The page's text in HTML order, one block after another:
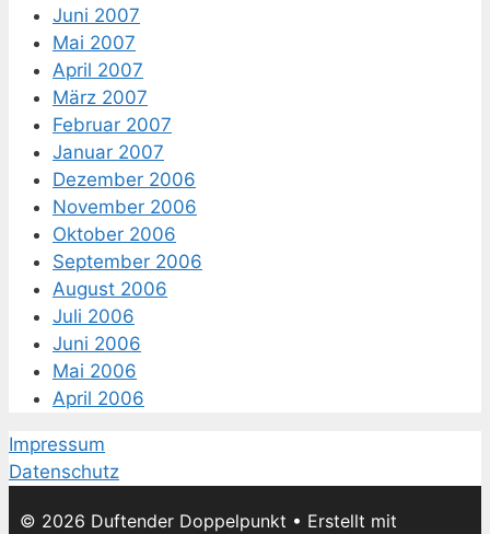
Juni 2007
Mai 2007
April 2007
März 2007
Februar 2007
Januar 2007
Dezember 2006
November 2006
Oktober 2006
September 2006
August 2006
Juli 2006
Juni 2006
Mai 2006
April 2006
Impressum
Datenschutz
© 2026 Duftender Doppelpunkt • Erstellt mit